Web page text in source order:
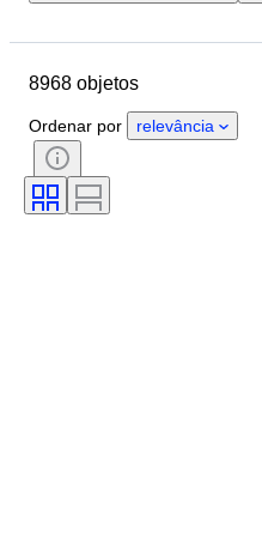
País de origem
Estado
Certificação
Corte
Gama de cores
8968 objetos
Ordenar por relevância